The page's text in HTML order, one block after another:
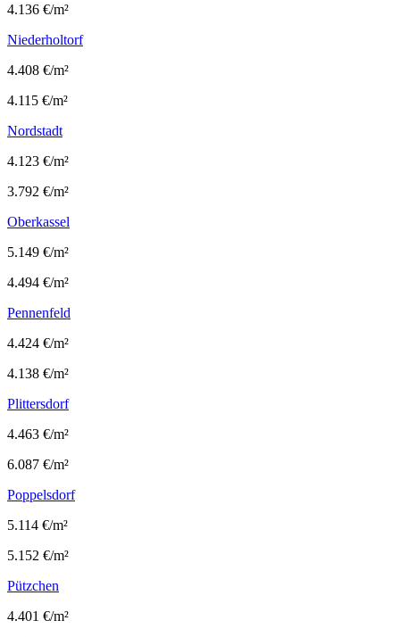
4.136 €/m²
Niederholtorf
4.408 €/m²
4.115 €/m²
Nordstadt
4.123 €/m²
3.792 €/m²
Oberkassel
5.149 €/m²
4.494 €/m²
Pennenfeld
4.424 €/m²
4.138 €/m²
Plittersdorf
4.463 €/m²
6.087 €/m²
Poppelsdorf
5.114 €/m²
5.152 €/m²
Pützchen
4.401 €/m²